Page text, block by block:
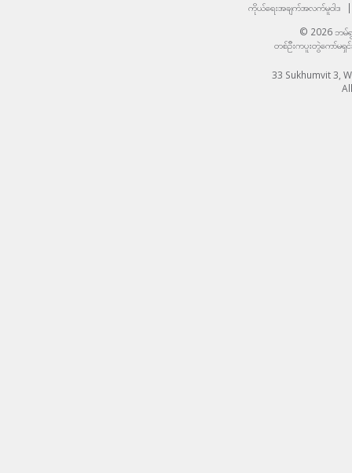
ကိုယ်ရေးအချက်အလက်မူဝါဒ
|
© 2026 ဘမ်ရွ
တစ်ဦးကပူးတွဲကော်မရှ
33 Sukhumvit 3,